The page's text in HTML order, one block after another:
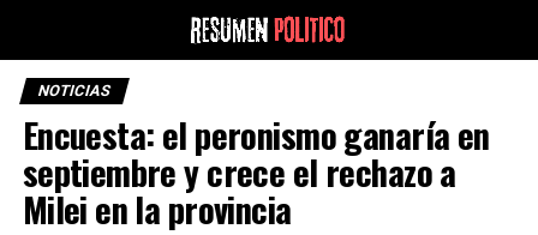
NOTICIAS
Encuesta: el peronismo ganaría en
septiembre y crece el rechazo a
Milei en la provincia